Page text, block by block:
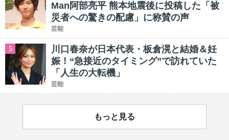
Man阿部亮平 熊本地震後に投稿した「被
災者への驚きの配慮」に称賛の声
芸能
5
川口春奈が日本代表・板倉滉と結婚＆妊
娠！“急接近のタイミング”で訪れていた
「人生の大転機」
芸能
もっと見る